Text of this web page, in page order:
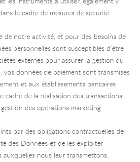
le cadre de mesures de sécurité.
de notre activité, et pour des besoins de
personnelles sont susceptibles d’être
externes pour assurer la gestion du
vos données de paiement sont transmises
et aux établissements bancaires
cadre de la réalisation des transactions
des opérations marketing.
par des obligations contractuelles de
des Données et de les exploiter
auxquelles nous leur transmettons.